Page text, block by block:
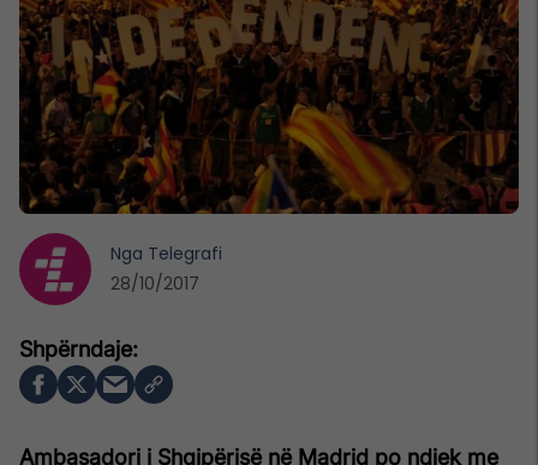
Ambasadori i Shqipërisë në Madrid po ndjek me
Nga Telegrafi
28/10/2017